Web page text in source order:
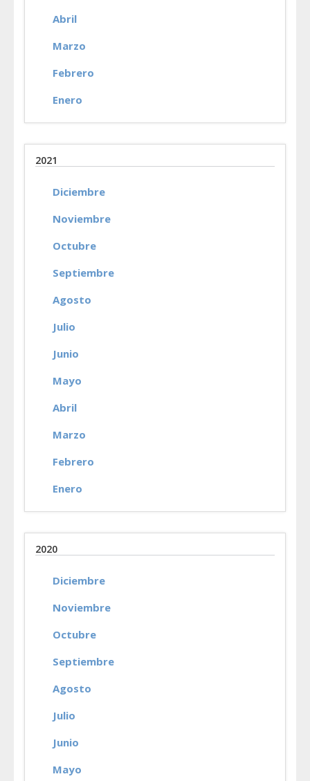
Abril
Marzo
Febrero
Enero
2021
Diciembre
Noviembre
Octubre
Septiembre
Agosto
Julio
Junio
Mayo
Abril
Marzo
Febrero
Enero
2020
Diciembre
Noviembre
Octubre
Septiembre
Agosto
Julio
Junio
Mayo